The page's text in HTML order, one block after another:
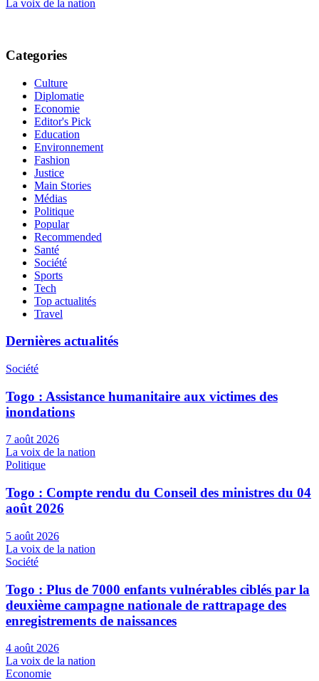
La voix de la nation
Categories
Culture
Diplomatie
Economie
Editor's Pick
Education
Environnement
Fashion
Justice
Main Stories
Médias
Politique
Popular
Recommended
Santé
Société
Sports
Tech
Top actualités
Travel
Dernières actualités
Société
Togo : Assistance humanitaire aux victimes des
inondations
7 août 2026
La voix de la nation
Politique
Togo : Compte rendu du Conseil des ministres du 04
août 2026
5 août 2026
La voix de la nation
Société
Togo : Plus de 7000 enfants vulnérables ciblés par la
deuxième campagne nationale de rattrapage des
enregistrements de naissances
4 août 2026
La voix de la nation
Economie